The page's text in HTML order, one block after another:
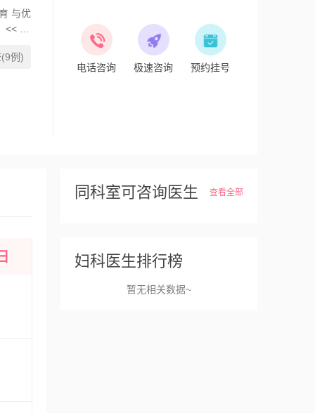
与优
收
例)
电话咨询 极速咨询 预约挂号
同科室可咨询医生 查看全部
妇科医生排行榜
暂无相关数据~